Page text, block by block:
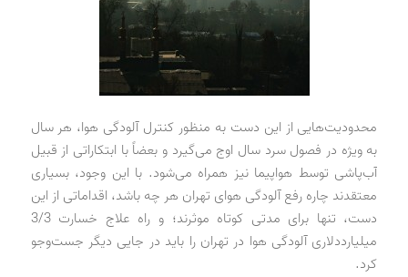
محدودیت‌هایی از این دست به منظور کنترل آلودگی هوا، هر سال
به ویژه در فصول سرد سال اوج می‌گیرد و بعضاً با ابتکاراتی از قبیل
آب‌پاشی توسط هواپیما نیز همراه می‌شود. با این وجود، بسیاری
معتقدند چاره رفع آلودگی هوای تهران هر چه باشد، اقداماتی از این
دست، تنها برای مدتی کوتاه موثرند؛ و راه علاج خسارت 3/3
میلیارد‌دلاری آلودگی هوا در تهران را باید در جایی دیگر جست‌وجو
کرد.